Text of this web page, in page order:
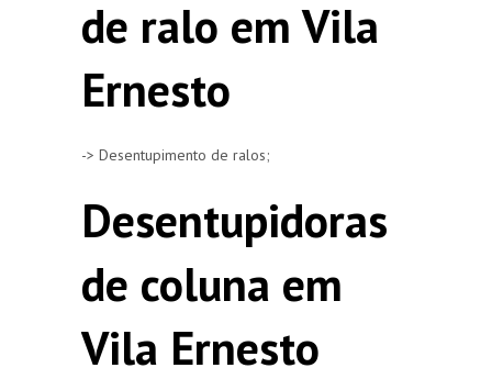
de ralo em Vila
Ernesto
-> Desentupimento de ralos;
Desentupidoras
de coluna em
Vila Ernesto